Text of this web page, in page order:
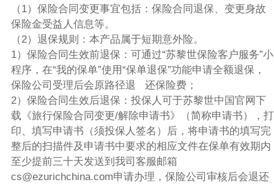
（1）保险合同变更事宜包括：保险合同退保、变更身故
保险金受益人信息等。
（2）退保规则：本产品属于短期意外险。
1）保险合同生效前退保：可通过“苏黎世保险客户服务”小
程序，在“我的保单”使用“保单退保”功能申请全额退保，
保险公司受理后会原路径退 还保险费；
2）保险合同生效后退保：投保人可于苏黎世中国官网下
载《旅行保险合同变更/解除申请书》（简称申请书），打
印、填写申请书（须投保人签名）后，将申请书的填写完
整后的扫描件及申请书中要求的相应文件在保单有效期内
至少提前三十天发送到我司客服邮箱
cs@ezurichchina.com申请办理，保险公司审核后会退还